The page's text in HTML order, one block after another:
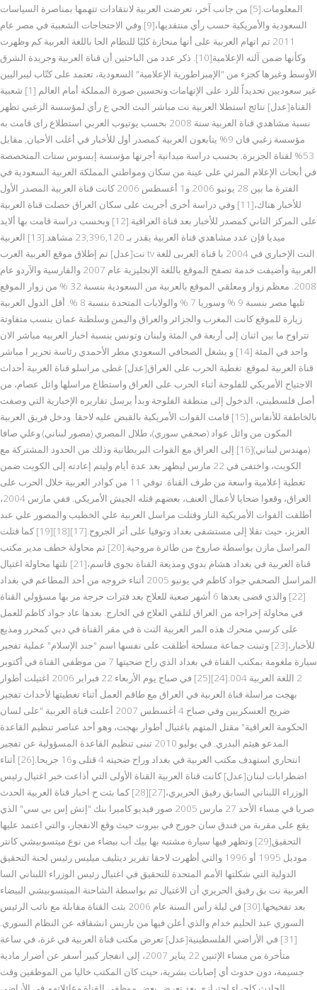
المعلومات.[5] من جانب آخر، تعرضت العربية لانتقادات تتهمها بمناصرة السياسات
السعودية والأمريكية حسب رأي منتقديها،[9] وفي الاحتجاجات الشعبية في مصر عام
2011 تم اتهام العربية على أنها منحازة كليًا للنظام الحا باللغة العربية كم وظهرت
وكأنها ضمن آلته الإعلامية[10]. ذكر عدد من الباحثين أن قناة العربية وجريدة الشرق
الأوسط وغيرها كجزء من "الإمبراطورية الإعلامية" السعودية، تعتمد على كتّاب ليبراليين
غير سعوديين تحديداً للرد على الإتهامات وتحسين صورة المملكة أمام العالم [1] شعبية
القناة[عدل] نتائج استطلا العربية نت مباشر البث الحي ع رأي لمؤسسة الزغبي تظهر
نسبة مشاهدي قناة العربية سنة 2008 بحسب يوتيوب العربي استطلاع راى قامت به
مؤسسة زغبي فان 9% يتابعون العربية كمصدر أول للأخبار في أغلب الأحيان, مقابل
53% لقناة الجزيرة. بحسب دراسة ميدانية أجرتها مؤسسة إبسوس ستات المتخصصة
في أبحاث الإعلام المرئي على عينة من سكان ومواطني المملكة العربية السعودية في
الفترة ما بين 28 يونيو 2006 و1 أغسطس 2006 كانت قناة العربية المصدر الأول
للأخبار هناك،[11] وفي دراسة أخرى أجريت على سكان العراق حصلت قناة العربية
على المركز الثاني كمصدر للأخبار بعد قناة العراقية.[12] وبحسب دراسة قامت بها ألايد
ميديا فإن عدد مشاهدي قناة العربية يقدر بـ 23,396,120 مشاهد.[13] العربية
نت[عدل] تم إطلاق موقع العربية العرب tv النت الإخباري في 2004 با قناة العربى للغة
العربية وأضيفت خدمة تصفح الموقع باللغة الإنجليزية عام 2007 والفارسية والآردو عام
2008. معظم زوار ومعلقي الموقع بالعربية من السعودية بنسبة 32 % من زوار الموقع
تليها مصر بنسبة 9 % وسوريا 7 % والولايات المتحدة بنسبة 8 %. أقل الدول العربية
زيارة للموقع كانت المغرب والجزائر والعراق واليمن وسلطنة عمان بنسب متفاوتة
تتراوح ما بين اثنان إلى أربعة في المئة ولبنان وتونس بنسبة اخبار العربيه مباشر الان
واحد في المئة [14] و يشغل الصحافي السعودي مطر الأحمدي رئاسة تحرير ا مباشر
قناة العربية لموقع. تغطية الحرب على العراق[عدل] غطى مراسلو قناة العربية أحداث
الاجتياح الأمريكي للفلوجة أثناء الحرب على العراق واستطاع مراسلها وائل عصام، من
أصل فلسطيني، الدخول إلى منطقة الفلوجة وبدأ يرسل تقاريره الإخبارية التي وصفت
بالخاطفة للأنفاس.[15] قامت القوات الأمريكية بالقبض عليه لاحقا. ودخل فريق العربية
المكون من وائل عواد (صحفي سوري)، طلال المصري (مصور لبناني) وعلي صافا
(مهندس لبناني)[16] إلى العراق مع القوات البريطانية وذلك من الحدود المشتركة مع
الكويت، واختفى في 22 مارس ليظهر بعد عدة أيام وليتم إعادته إلى الكويت ضمن
تغطية إعلامية واسعة من طرف القناة. توفي 11 من كوادر العربية خلال الحرب على
العراق، وقعوا ضحايا لأعمال العنف، بعضهم قتله الجيش الأمريكي. ففي مارس 2004،
أطلقت القوات الأمريكية النار وقتلت مراسل العربية علي الخطيب والمصور علي عبد
العزيز، حيث نقلا إلى مستشفى بغداد وتوفيا على أثر الجروح.[17][18][19] كما قتلت
المراسل مازن بواسطة صاروخ من طائرة مروحية.[20] ثم محاولة خطف مدير مكتب
قناة العربية في بغداد هشام بدوي ومذيعة القناة نجوى قاسم،[21] تلتها محاولة اغتيال
المراسل الصحفي جواد كاظم في يونيو 2005 أثناء خروجه من أحد المطاعم في بغداد
[22] والذي قضى بعدها 6 أشهر صعبة للعلاج بعد فترات حرجة مر بها مسؤولي القناة
في محاولة إخراجه من العراق لتلقي العلاج في الخارج. بعدها عاد جواد كاظم للعمل
على كرسي متحرك هذه المر العربية النت ة في مقر القناة في دبي كمحرر ومذيع
للأخبار،[23] وتبنت جماعة مسلحة أطلقت على نفسها اسم "جند الإسلام" عملية تفجير
سيارة ملغومة بمكتب القناة في بغداد الذي راح ضحيتها 7 من موظفي القناة في أكتوبر
2 اللغة العربية 004.[24][25] في صباح يوم الأربعاء 22 فبراير 2006 اغتيلت أطوار
بهجت مراسلة قناة العربية في العراق مع طاقم العمل أثناء تغطيتها لأحداث تفجير
ضريح العسكريين وفي صباح 4 أغسطس 2007 أعلنت قناة العربية "على لسان
الحكومة العراقية" مقتل المتهم باغتيال أطوار بهجت، وهو أحد عناصر تنظيم القاعدة
المدعو هيثم البدري. في يوليو 2010 تبنى تنظيم القاعدة المسؤولية عن تفجير
انتحاري استهدف مكتب العربية في بغداد وراح ضحيته 4 قتلى و16 جريحا.[26] أثناء
اضطرابات لبنان[عدل] كانت قناة العربية القناة الأولى التي أذاعت خبر اغتيال رئيس
الوزراء اللبناني السابق رفيق الحريري،[27][28] كما بثت ح اخبار قناة العربية الحدث
صريا في مساء الأحد 27 مارس 2005 صور فيديو كاميرا بنك "إتش إس بي سي" الذي
يقع على مقربة من فندق سان جورج في بيروت حيث وقع الانفجار، والتي اعتمد عليها
التحقيق[29] وتظهر فيها سيارة مشتبه بها بيك أب بيضاء من نوع ميتسوبيشي كانتر
موديل 1995 أو 1996 والتي أظهرت لاحقا تقرير ديتليف ميليس رئيس لجنة التحقيق
الدولية التي شكلتها الأمم المتحدة للتحقيق في اغتيال رئيس الوزراء اللبناني السا
العربية نت بق رفيق الحريري أن الاغتيال تم بواسطة الشاحنة الميتسوبيشي البيضاء
بعد تفخيخها.[30] في ليلة رأس السنة عام 2006 بثت القناة مقابلة مع نائب الرئيس
السوري عبد الحليم خدام والذي أعلن فيها من باريس انشقاقه عن النظام السوري.
[31] في الأراضي الفلسطينية[عدل] تعرض مكتب قناة العربية في غزة، في ساعة
متأخرة من مساء الإثنين 22 يناير 2007، إلى انفجار كبير أسفر عن أضرار مادية
جسيمة، دون حدوث أي إصابات بشرية، حيث كان المكتب خاليا من الموظفين وقت